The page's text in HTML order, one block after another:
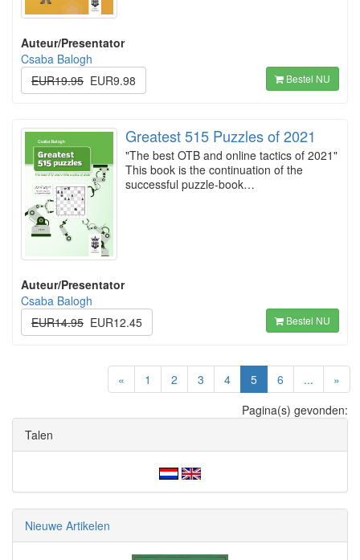
Auteur/Presentator
Csaba Balogh
EUR19.95 EUR9.98 Bestel NU
Greatest 515 Puzzles of 2021
"The best OTB and online tactics of 2021"
This book is the continuation of the
successful puzzle-book…
Auteur/Presentator
Csaba Balogh
EUR14.95 EUR12.45 Bestel NU
« 1 2 3 4 5(current)
6 ...
»
Pagina(s) gevonden:
Talen
Nieuwe Artikelen